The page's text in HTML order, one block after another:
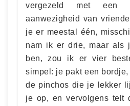
vergezeld met een
aanwezigheid van
je er meestal één,
nam ik er drie, maar als
ben, zou ik er vier
simpel: je pakt een
de pinchos die je lekker
je op, en vervolgens telt